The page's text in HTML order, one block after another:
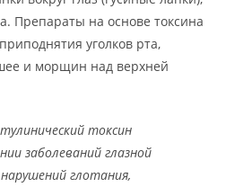
Препараты на основе токсина
уголков рта,
и морщин над верхней
токсин
заболеваний глазной
глотания,